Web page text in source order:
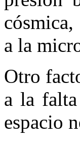
a la
Otro
a la
espacio